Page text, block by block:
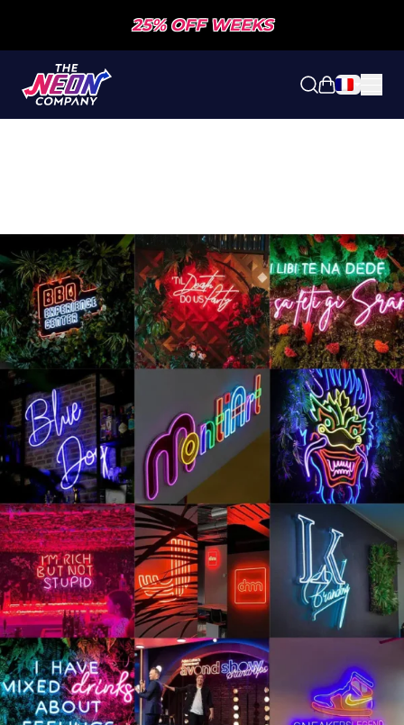
25% OFF WEEKS
Ouvrir le